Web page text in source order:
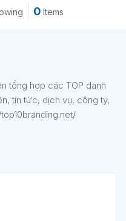
0 Items
tổng hợp các TOP danh
tin tức, dịch vụ, công ty,